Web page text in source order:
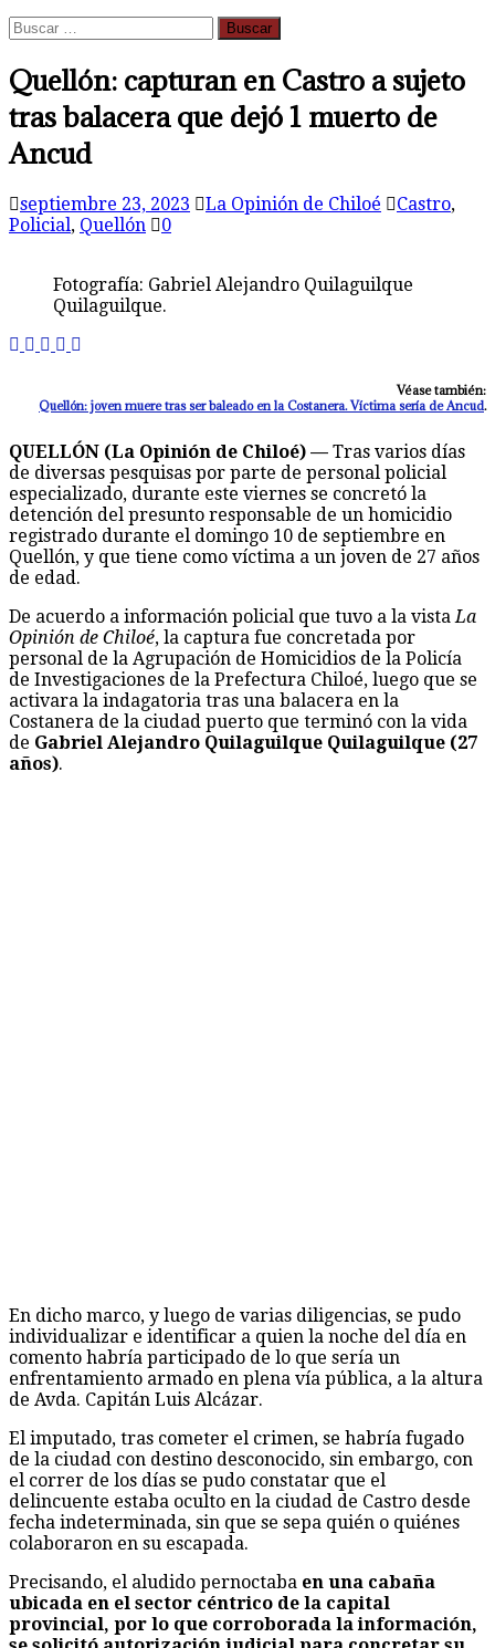
Buscar:
Quellón: capturan en Castro a sujeto
tras balacera que dejó 1 muerto de
Ancud
septiembre 23, 2023 La Opinión de Chiloé Castro,
Policial, Quellón 0
Fotografía: Gabriel Alejandro Quilaguilque
Quilaguilque.
Véase también:
Quellón: joven muere tras ser baleado en la Costanera. Víctima sería de Ancud.
QUELLÓN (La Opinión de Chiloé) — Tras varios días
de diversas pesquisas por parte de personal policial
especializado, durante este viernes se concretó la
detención del presunto responsable de un homicidio
registrado durante el domingo 10 de septiembre en
Quellón, y que tiene como víctima a un joven de 27 años
de edad.
De acuerdo a información policial que tuvo a la vista La
Opinión de Chiloé, la captura fue concretada por
personal de la Agrupación de Homicidios de la Policía
de Investigaciones de la Prefectura Chiloé, luego que se
activara la indagatoria tras una balacera en la
Costanera de la ciudad puerto que terminó con la vida
de Gabriel Alejandro Quilaguilque Quilaguilque (27
años).
En dicho marco, y luego de varias diligencias, se pudo
individualizar e identificar a quien la noche del día en
comento habría participado de lo que sería un
enfrentamiento armado en plena vía pública, a la altura
de Avda. Capitán Luis Alcázar.
El imputado, tras cometer el crimen, se habría fugado
de la ciudad con destino desconocido, sin embargo, con
el correr de los días se pudo constatar que el
delincuente estaba oculto en la ciudad de Castro desde
fecha indeterminada, sin que se sepa quién o quiénes
colaboraron en su escapada.
Precisando, el aludido pernoctaba en una cabaña
ubicada en el sector céntrico de la capital
provincial, por lo que corroborada la información,